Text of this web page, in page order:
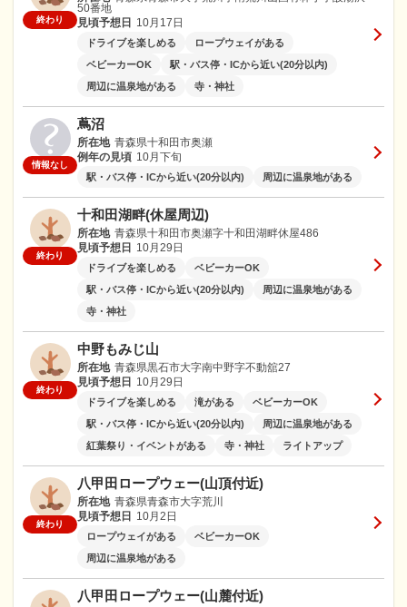
終わり
50番地
見頃予想日
10月17日
ドライブを楽しめる
ロープウェイがある
ベビーカーOK
駅・バス停・ICから近い(20分以内)
周辺に温泉地がある
寺・神社
情報なし
蔦沼
所在地 青森県十和田市奥瀬
例年の見頃 10月下旬
駅・バス停・ICから近い(20分以内) 周辺に温泉地がある
終わり
十和田湖畔(休屋周辺)
所在地 青森県十和田市奥瀬字十和田湖畔休屋486
見頃予想日
10月29日
ドライブを楽しめる
ベビーカーOK
駅・バス停・ICから近い(20分以内)
周辺に温泉地がある
寺・神社
終わり
中野もみじ山
所在地 青森県黒石市大字南中野字不動舘27
見頃予想日
10月29日
ドライブを楽しめる 滝がある
ベビーカーOK
駅・バス停・ICから近い(20分以内)
周辺に温泉地がある
紅葉祭り・イベントがある
寺・神社 ライトアップ
終わり
八甲田ロープウェー(山頂付近)
所在地 青森県青森市大字荒川
見頃予想日
10月2日
ロープウェイがある
ベビーカーOK
周辺に温泉地がある
八甲田ロープウェー(山麓付近)